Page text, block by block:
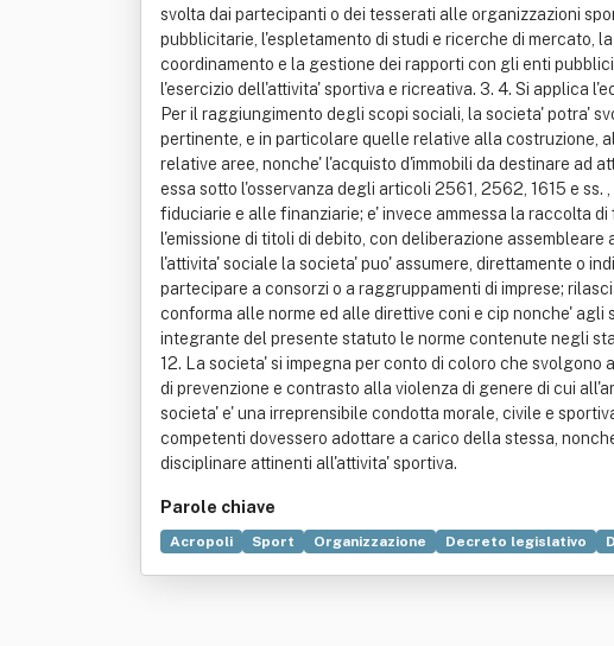
svolta dai partecipanti o dei tesserati alle organizzazioni
pubblicitarie, l'espletamento di studi e ricerche di mercato,
coordinamento e la gestione dei rapporti con gli enti
l'esercizio dell'attivita' sportiva e ricreativa. 3. 4. Si applica
Per il raggiungimento degli scopi sociali, la societa' potra'
pertinente, e in particolare quelle relative alla costruzione,
relative aree, nonche' l'acquisto d'immobili da destinare ad
essa sotto l'osservanza degli articoli 2561, 2562, 1615 e
fiduciarie e alle finanziarie; e' invece ammessa la raccolta
l'emissione di titoli di debito, con deliberazione
l'attivita' sociale la societa' puo' assumere, direttamente o
partecipare a consorzi o a raggruppamenti di imprese;
conforma alle norme ed alle direttive coni e cip nonche'
integrante del presente statuto le norme contenute negli
12. La societa' si impegna per conto di coloro che
di prevenzione e contrasto alla violenza di genere di cui
societa' e' una irreprensibile condotta morale, civile e
competenti dovessero adottare a carico della stessa,
disciplinare attinenti all'attivita' sportiva.
Parole chiave
Acropoli Sport Organizzazione Decreto legislativo